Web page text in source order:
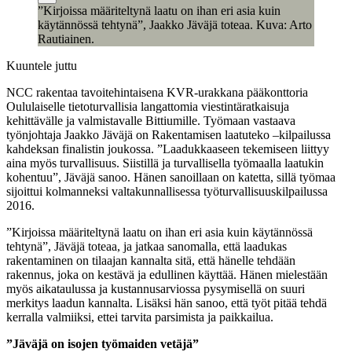
”Kirjoissa määriteltynä laatu on ihan eri asia kuin
käytännössä tehtynä”, Jaakko Jäväjä toteaa. Kuva: Arto
Rautiainen.
Kuuntele juttu
NCC rakentaa tavoitehintaisena KVR-urakkana pääkonttoria
Oululaiselle tietoturvallisia langattomia viestintäratkaisuja
kehittävälle ja valmistavalle Bittiumille. Työmaan vastaava
työnjohtaja Jaakko Jäväjä on Rakentamisen laatuteko –kilpailussa
kahdeksan finalistin joukossa. ”Laadukkaaseen tekemiseen liittyy
aina myös turvallisuus. Siistillä ja turvallisella työmaalla laatukin
kohentuu”, Jäväjä sanoo. Hänen sanoillaan on katetta, sillä työmaa
sijoittui kolmanneksi valtakunnallisessa työturvallisuuskilpailussa
2016.
”Kirjoissa määriteltynä laatu on ihan eri asia kuin käytännössä
tehtynä”, Jäväjä toteaa, ja jatkaa sanomalla, että laadukas
rakentaminen on tilaajan kannalta sitä, että hänelle tehdään
rakennus, joka on kestävä ja edullinen käyttää. Hänen mielestään
myös aikataulussa ja kustannusarviossa pysymisellä on suuri
merkitys laadun kannalta. Lisäksi hän sanoo, että työt pitää tehdä
kerralla valmiiksi, ettei tarvita parsimista ja paikkailua.
”Jäväjä on isojen työmaiden vetäjä”